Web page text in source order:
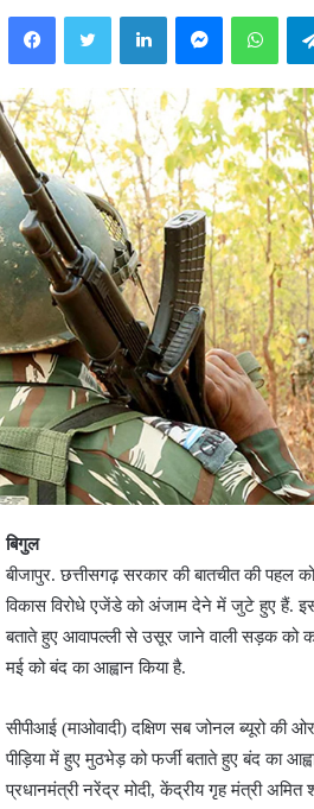
FacebookTwitter LinkedInMessenger
बिगुल
बीजापुर. छत्तीसगढ़ सरकार की बातचीत की पहल
विकास विरोधे एजेंडे को अंजाम देने में जुटे हुए हैं.
बताते हुए आवापल्ली से उसूर जाने वाली सड़क को
मई को बंद का आह्वान किया है.
सीपीआई (माओवादी) दक्षिण सब जोनल ब्यूरो की
पीड़िया में हुए मुठभेड़ को फर्जी बताते हुए बंद का
प्रधानमंत्री नरेंद्र मोदी, केंद्रीय गृह मंत्री अमित